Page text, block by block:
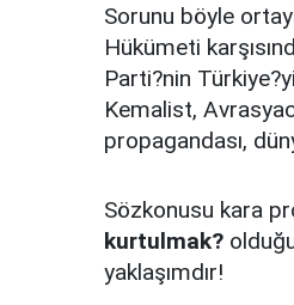
Sorunu böyle
Hükümeti
Parti?nin
Kemalist,
propagandası,
Sözkonusu kara
kurtulmak?
yaklaşımdır!